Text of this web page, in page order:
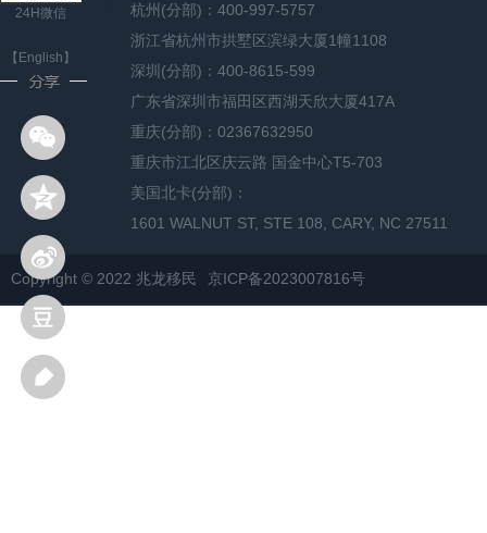
24H微信
【English】
杭州(分部)：400-997-5757
浙江省杭州市拱墅区滨绿大厦1幢1108
深圳(分部)：400-8615-599
广东省深圳市福田区西湖天欣大厦417A
重庆(分部)：02367632950
重庆市江北区庆云路 国金中心T5-703
美国北卡(分部)：
1601 WALNUT ST, STE 108, CARY, NC 27511
Copyright © 2022 兆龙移民 京ICP备2023007816号
网站地图